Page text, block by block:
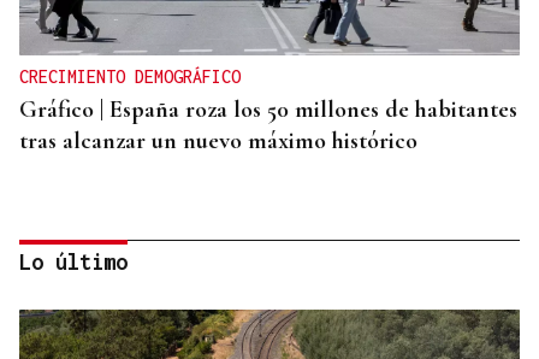
CRECIMIENTO DEMOGRÁFICO
Gráfico | España roza los 50 millones de habitantes
tras alcanzar un nuevo máximo histórico
Lo último